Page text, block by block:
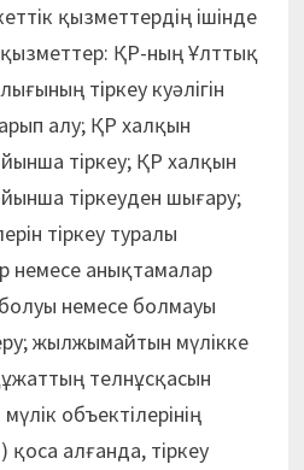
қызметтердің ішінде
қызметтер: ҚР-ның Ұлттық
тіркеу куәлігін
алу; ҚР халқын
тіркеу; ҚР халқын
тіркеуден шығару;
тіркеу туралы
немесе анықтамалар
немесе болмауы
жылжымайтын мүлікке
телнұсқасын
объектілерінің
алғанда, тіркеу